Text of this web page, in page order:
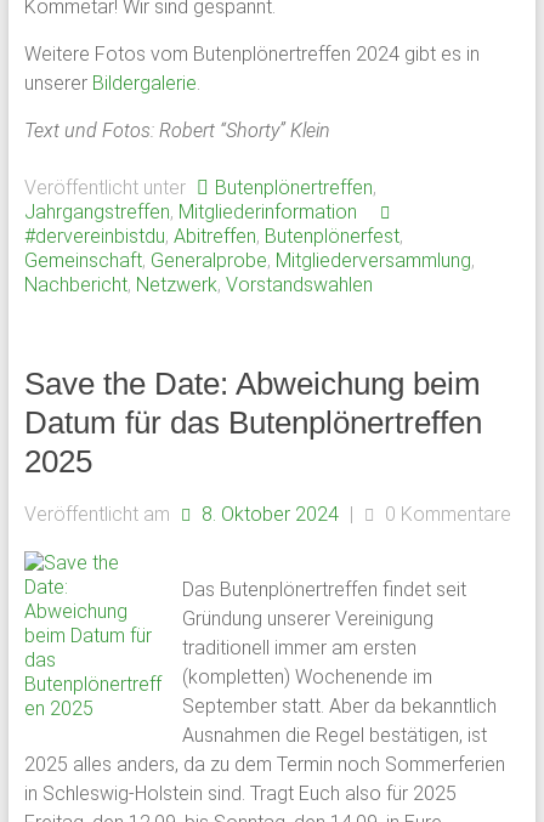
Kommetar! Wir sind gespannt.
Weitere Fotos vom Butenplönertreffen 2024 gibt es in
unserer Bildergalerie.
Text und Fotos: Robert “Shorty” Klein
Veröffentlicht unter Butenplönertreffen,
Jahrgangstreffen, Mitgliederinformation
#dervereinbistdu, Abitreffen, Butenplönerfest,
Gemeinschaft, Generalprobe, Mitgliederversammlung,
Nachbericht, Netzwerk, Vorstandswahlen
Save the Date: Abweichung beim
Datum für das Butenplönertreffen
2025
Veröffentlicht am 8. Oktober 2024 | 0 Kommentare
Das Butenplönertreffen findet seit
Gründung unserer Vereinigung
traditionell immer am ersten
(kompletten) Wochenende im
September statt. Aber da bekanntlich
Ausnahmen die Regel bestätigen, ist
2025 alles anders, da zu dem Termin noch Sommerferien
in Schleswig-Holstein sind. Tragt Euch also für 2025